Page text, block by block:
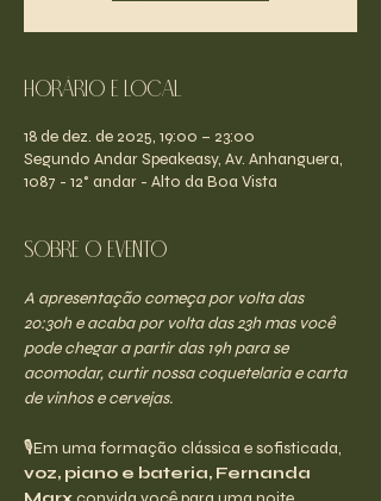
Horário e Local
18 de dez. de 2025, 19:00 – 23:00
Segundo Andar Speakeasy, Av. Anhanguera,
1087 - 12° andar - Alto da Boa Vista
Sobre o evento
A apresentação começa por volta das
20:30h e acaba por volta das 23h mas você
pode chegar a partir das 19h para se
acomodar, curtir nossa coquetelaria e carta
de vinhos e cervejas.
🎙️Em uma formação clássica e sofisticada,
voz, piano e bateria, Fernanda